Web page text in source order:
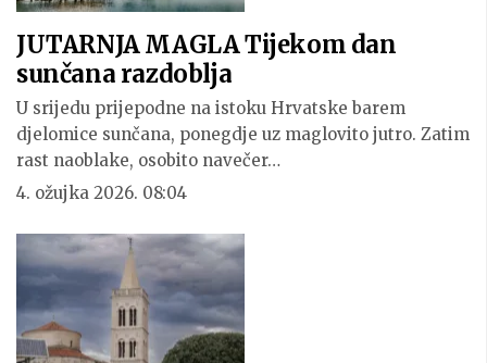
JUTARNJA MAGLA Tijekom dan
sunčana razdoblja
U srijedu prijepodne na istoku Hrvatske barem
djelomice sunčana, ponegdje uz maglovito jutro. Zatim
rast naoblake, osobito navečer…
4. ožujka 2026. 08:04